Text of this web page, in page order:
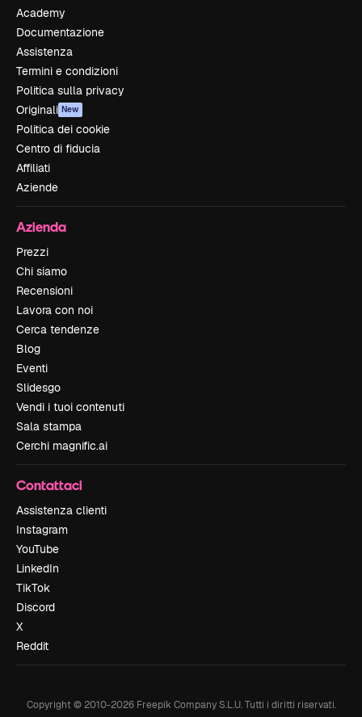
Academy
Documentazione
Assistenza
Termini e condizioni
Politica sulla privacy
Originali New
Politica dei cookie
Centro di fiducia
Affiliati
Aziende
Azienda
Prezzi
Chi siamo
Recensioni
Lavora con noi
Cerca tendenze
Blog
Eventi
Slidesgo
Vendi i tuoi contenuti
Sala stampa
Cerchi magnific.ai
Contattaci
Assistenza clienti
Instagram
YouTube
LinkedIn
TikTok
Discord
X
Reddit
Copyright © 2010-2026Freepik Company S.L.U. Tutti i diritti riservati.